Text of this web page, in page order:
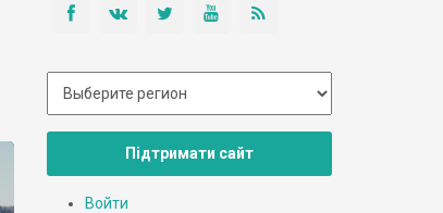
Підтримати сайт
Войти